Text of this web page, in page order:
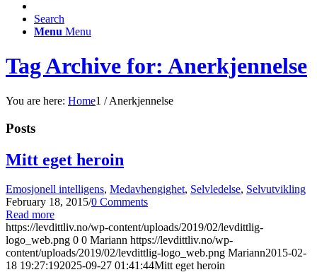
Search
Menu Menu
Tag Archive for: Anerkjennelse
You are here: Home1 / Anerkjennelse
Posts
Mitt eget heroin
Emosjonell intelligens, Medavhengighet, Selvledelse, Selvutvikling
February 18, 2015/0 Comments
Read more
https://levdittliv.no/wp-content/uploads/2019/02/levdittlig-
logo_web.png 0 0 Mariann https://levdittliv.no/wp-
content/uploads/2019/02/levdittlig-logo_web.png Mariann2015-02-
18 19:27:192025-09-27 01:41:44Mitt eget heroin